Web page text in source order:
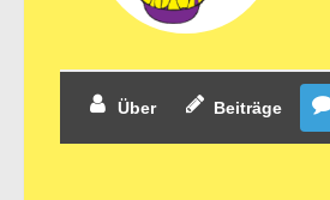
Über Beiträge